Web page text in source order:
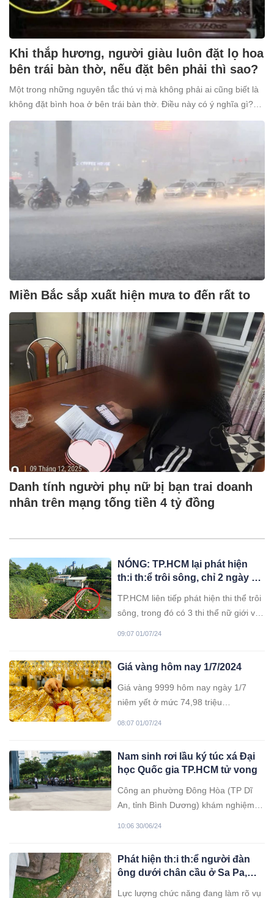
Khi thắp hương, người giàu luôn đặt lọ hoa
bên trái bàn thờ, nếu đặt bên phải thì sao?
Một trong những nguyên tắc thú vị mà không phải ai cũng biết là
không đặt bình hoa ở bên trái bàn thờ. Điều này có ý nghĩa gì?
Tại sao nhiều người giàu lại kiêng kỵ điều này?
Miền Bắc sắp xuất hiện mưa to đến rất to
Danh tính người phụ nữ bị bạn trai doanh
nhân trên mạng tống tiền 4 tỷ đồng
NÓNG: TP.HCM lại phát hiện
th:i th:ể trôi sông, chỉ 2 ngày đã
TP.HCM liên tiếp phát hiện thi thể trôi
sông, trong đó có 3 thi thể nữ giới và
09:07 01/07/24
Giá vàng hôm nay 1/7/2024
Giá vàng 9999 hôm nay ngày 1/7
niêm yết ở mức 74,98 triệu
08:07 01/07/24
Nam sinh rơi lầu ký túc xá Đại
học Quốc gia TP.HCM tử vong
Công an phường Đông Hòa (TP Dĩ
An, tỉnh Bình Dương) khám nghiệm
10:06 30/06/24
Phát hiện th:i th:ể người đàn
ông dưới chân cầu ở Sa Pa,
Lực lượng chức năng đang làm rõ vụ